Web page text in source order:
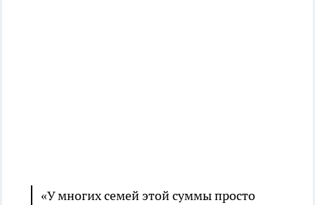
«У многих семей этой суммы просто